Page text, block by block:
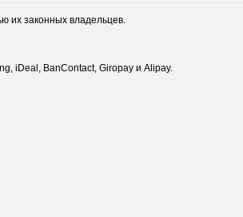
их законных владельцев.
iDeal, BanContact, Giropay и Alipay.